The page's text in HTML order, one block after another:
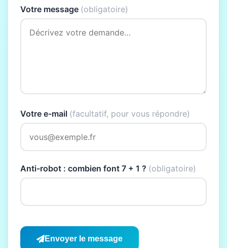
Votre message (obligatoire)
Votre e-mail (facultatif, pour vous répondre)
Anti-robot : combien font 7 + 1 ? (obligatoire)
Envoyer le message